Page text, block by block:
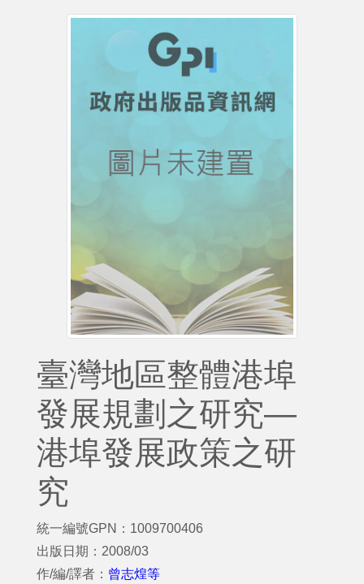
臺灣地區整體港埠
發展規劃之研究—
港埠發展政策之研
究
統一編號GPN：1009700406
出版日期：2008/03
作/編/譯者： 曾志煌等